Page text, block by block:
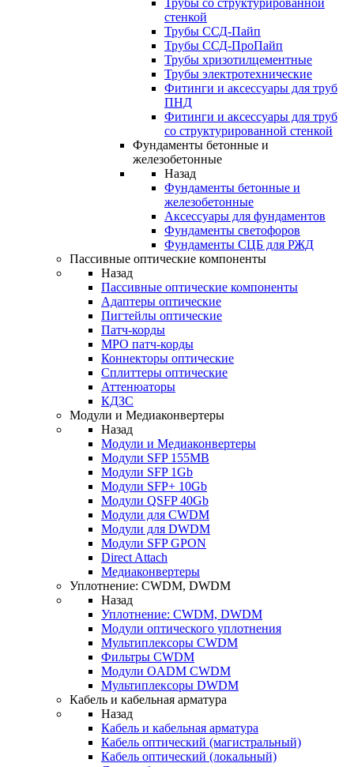
Трубы со структурированной
стенкой
Трубы ССД-Пайп
Трубы ССД-ПроПайп
Трубы хризотилцементные
Трубы электротехнические
Фитинги и аксессуары для труб
ПНД
Фитинги и аксессуары для труб
со структурированной стенкой
Фундаменты бетонные и
железобетонные
Назад
Фундаменты бетонные и
железобетонные
Аксессуары для фундаментов
Фундаменты светофоров
Фундаменты СЦБ для РЖД
Пассивные оптические компоненты
Назад
Пассивные оптические компоненты
Адаптеры оптические
Пигтейлы оптические
Патч-корды
MPO патч-корды
Коннекторы оптические
Сплиттеры оптические
Аттенюаторы
КДЗС
Модули и Медиаконвертеры
Назад
Модули и Медиаконвертеры
Модули SFP 155MB
Модули SFP 1Gb
Модули SFP+ 10Gb
Модули QSFP 40Gb
Модули для CWDM
Модули для DWDM
Модули SFP GPON
Direct Attach
Медиаконвертеры
Уплотнение: CWDM, DWDM
Назад
Уплотнение: CWDM, DWDM
Модули оптического уплотнения
Мультиплексоры CWDM
Фильтры CWDM
Модули OADM CWDM
Мультиплексоры DWDM
Кабель и кабельная арматура
Назад
Кабель и кабельная арматура
Кабель оптический (магистральный)
Кабель оптический (локальный)